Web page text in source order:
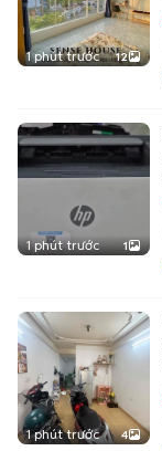
1 phút trước 12
1 phút trước 1
1 phút trước 4